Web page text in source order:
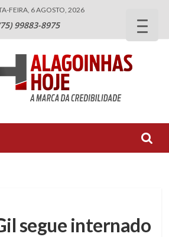
FEIRA, 6 AGOSTO, 2026
99883-8975
segue internado